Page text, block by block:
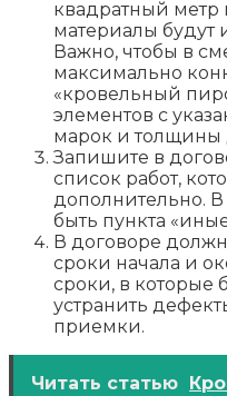
квадратный метр
материалы будут
Важно, чтобы в
максимально
«кровельный
элементов с
марок и толщины
Запишите в
список работ,
дополнительно.
быть пункта
В договоре
сроки начала и
сроки, в которые
устранить
приемки.
Читать статью